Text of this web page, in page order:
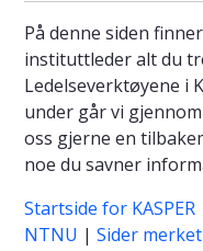
På denne siden
instituttleder alt du
Ledelseverktøyene i
under går vi
oss gjerne en
noe du savner
Startside for KASPER
NTNU | Sider merket